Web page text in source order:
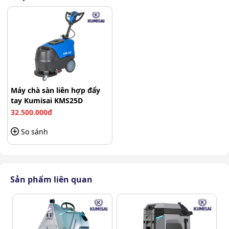
Kumisai KMS25D với những chức năng hoạt động hiệu quả,
Máy chà sàn liên hợp đẩy
tay Kumisai KMS25D
32.500.000đ
So sánh
Sản phẩm liên quan